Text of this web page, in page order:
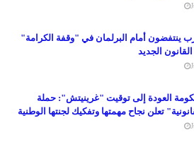
ينتفضون أمام البرلمان في "وقفة الكرامة"
الجديد
العودة إلى توقيت "غرينيتش": حملة
تعلن نجاح مهمتها وتفكيك لجنتها الوطنية